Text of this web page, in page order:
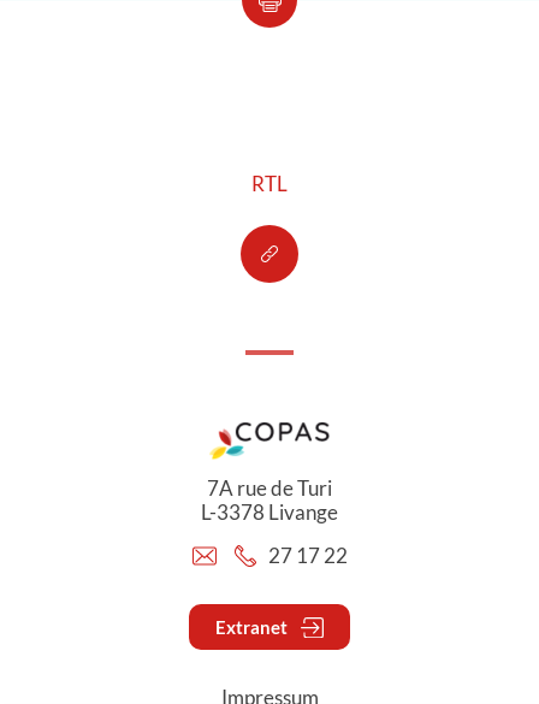
RTL
7A rue de Turi
L-3378 Livange
27 17 22
Extranet
Impressum